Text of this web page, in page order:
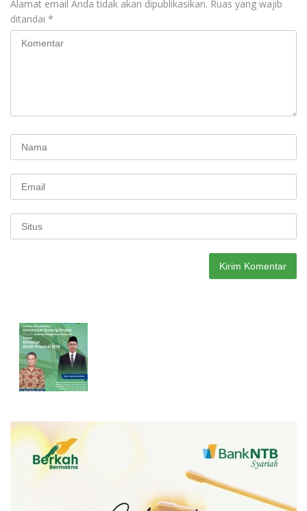
Alamat email Anda tidak akan dipublikasikan. Ruas yang wajib
ditandai *